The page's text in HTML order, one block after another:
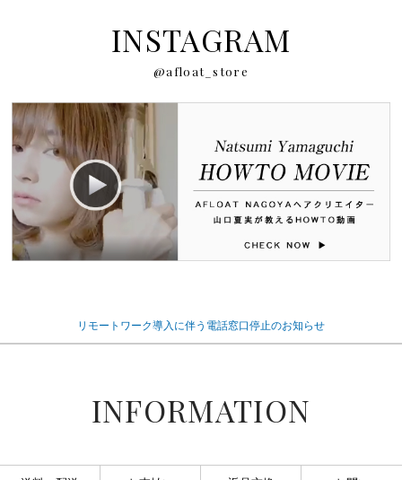
INSTAGRAM
@afloat_store
リモートワーク導入に伴う電話窓口停止のお知らせ
INFORMATION